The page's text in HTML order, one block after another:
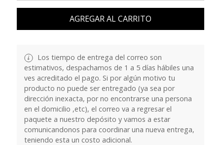
AGREGAR AL CARRITO
Los tiempo de entrega del correo son
estimativos, despachamos de 1 a 5 días hábiles una
ves acreditado el pago. Si por algún motivo tu
producto no puede ser entregado (ya sea por
dirección inexacta, por no encontrarse una persona
en el domicilio ,etc), el correo va a regresar el
paquete a nuestro depósito y vamos a estar
comunicandonos para coordinar una nueva entrega,
teniendo esta un costo adicional.